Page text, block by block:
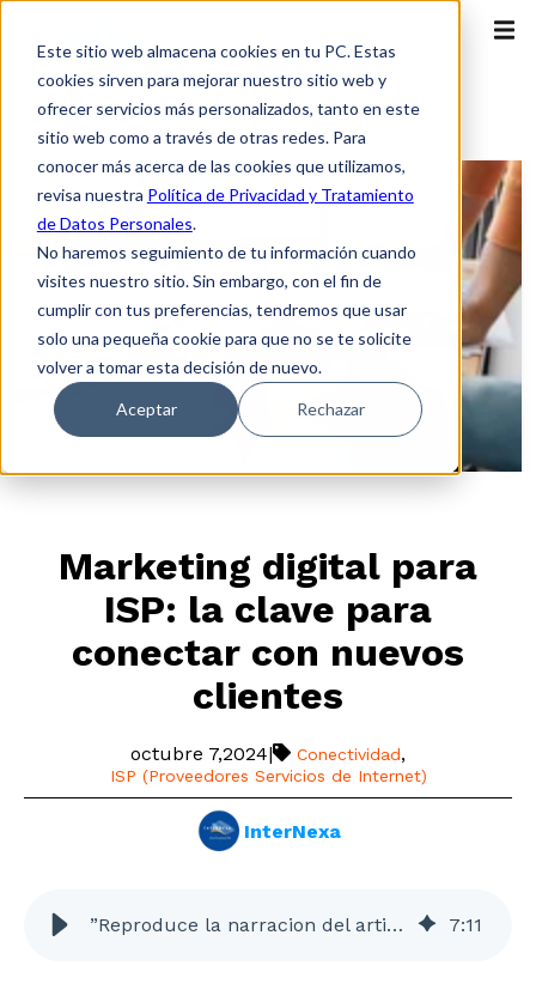
Este sitio web almacena cookies en tu PC. Estas
cookies sirven para mejorar nuestro sitio web y
ofrecer servicios más personalizados, tanto en este
sitio web como a través de otras redes. Para
conocer más acerca de las cookies que utilizamos,
revisa nuestra Política de Privacidad y Tratamiento
de Datos Personales.
No haremos seguimiento de tu información cuando
visites nuestro sitio. Sin embargo, con el fin de
cumplir con tus preferencias, tendremos que usar
solo una pequeña cookie para que no se te solicite
volver a tomar esta decisión de nuevo.
Aceptar Rechazar
Marketing digital para
ISP: la clave para
conectar con nuevos
clientes
octubre 7,2024| Conectividad,
ISP (Proveedores Servicios de Internet)
InterNexa
”Reproduce la narracion del articulo” 7:11